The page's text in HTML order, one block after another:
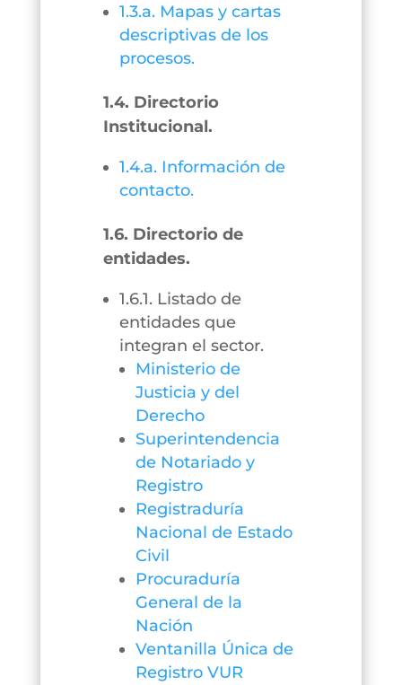
1.3.a. Mapas y cartas
descriptivas de los
procesos.
1.4. Directorio
Institucional.
1.4.a. Información de
contacto.
1.6. Directorio de
entidades.
1.6.1. Listado de
entidades que
integran el sector.
Ministerio de
Justicia y del
Derecho
Superintendencia
de Notariado y
Registro
Registraduría
Nacional de Estado
Civil
Procuraduría
General de la
Nación
Ventanilla Única de
Registro VUR